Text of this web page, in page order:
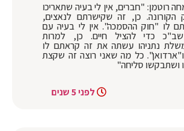
רוטמן: "חברים, אין לי בעיה שתאריכו
הקורונה. כן, זה שקישרתם לנאצים,
לו "חוק ההסמכה". אין לי בעיה עם
שב"כ כדי להציל חיים. כן, למרות
נתניהו עשתה את זה קראתם לו
כל מה שאני רוצה זה שקצת
ושתבקשו סליחה"
לפני 5 שנים